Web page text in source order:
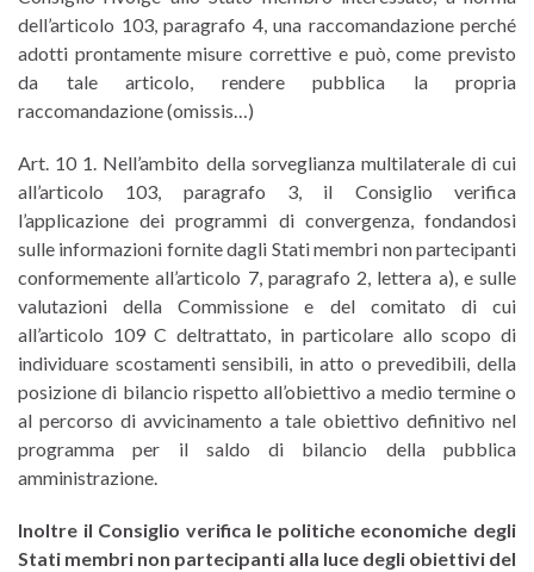
dell’articolo 103, paragrafo 4, una raccomandazione perché
adotti prontamente misure correttive e può, come previsto
da tale articolo, rendere pubblica la propria
raccomandazione (omissis…)
Art. 10 1. Nell’ambito della sorveglianza multilaterale di cui
all’articolo 103, paragrafo 3, il Consiglio verifica
l’applicazione dei programmi di convergenza, fondandosi
sulle informazioni fornite dagli Stati membri non partecipanti
conformemente all’articolo 7, paragrafo 2, lettera a), e sulle
valutazioni della Commissione e del comitato di cui
all’articolo 109 C deltrattato, in particolare allo scopo di
individuare scostamenti sensibili, in atto o prevedibili, della
posizione di bilancio rispetto all’obiettivo a medio termine o
al percorso di avvicinamento a tale obiettivo definitivo nel
programma per il saldo di bilancio della pubblica
amministrazione.
Inoltre il Consiglio verifica le politiche economiche degli
Stati membri non partecipanti alla luce degli obiettivi del